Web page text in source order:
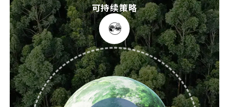
可持续策略